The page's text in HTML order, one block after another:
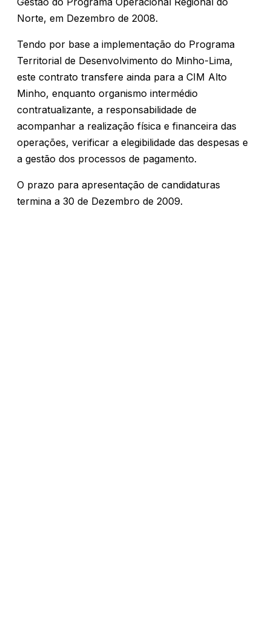
Norte, em Dezembro de 2008.
Tendo por base a implementação do Programa
Territorial de Desenvolvimento do Minho-Lima,
este contrato transfere ainda para a CIM Alto
Minho, enquanto organismo intermédio
contratualizante, a responsabilidade de
acompanhar a realização física e financeira das
operações, verificar a elegibilidade das despesas e
a gestão dos processos de pagamento.
O prazo para apresentação de candidaturas
termina a 30 de Dezembro de 2009.